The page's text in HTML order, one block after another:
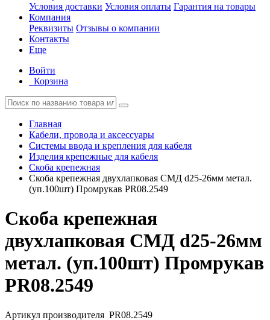
Условия доставки Условия оплаты Гарантия на товары
Компания
Реквизиты Отзывы о компании
Контакты
Еще
Войти
Корзина
Главная
Кабели, провода и аксессуары
Системы ввода и крепления для кабеля
Изделия крепежные для кабеля
Скоба крепежная
Скоба крепежная двухлапковая СМД d25-26мм метал.
(уп.100шт) Промрукав PR08.2549
Скоба крепежная
двухлапковая СМД d25-26мм
метал. (уп.100шт) Промрукав
PR08.2549
Артикул производителя PR08.2549